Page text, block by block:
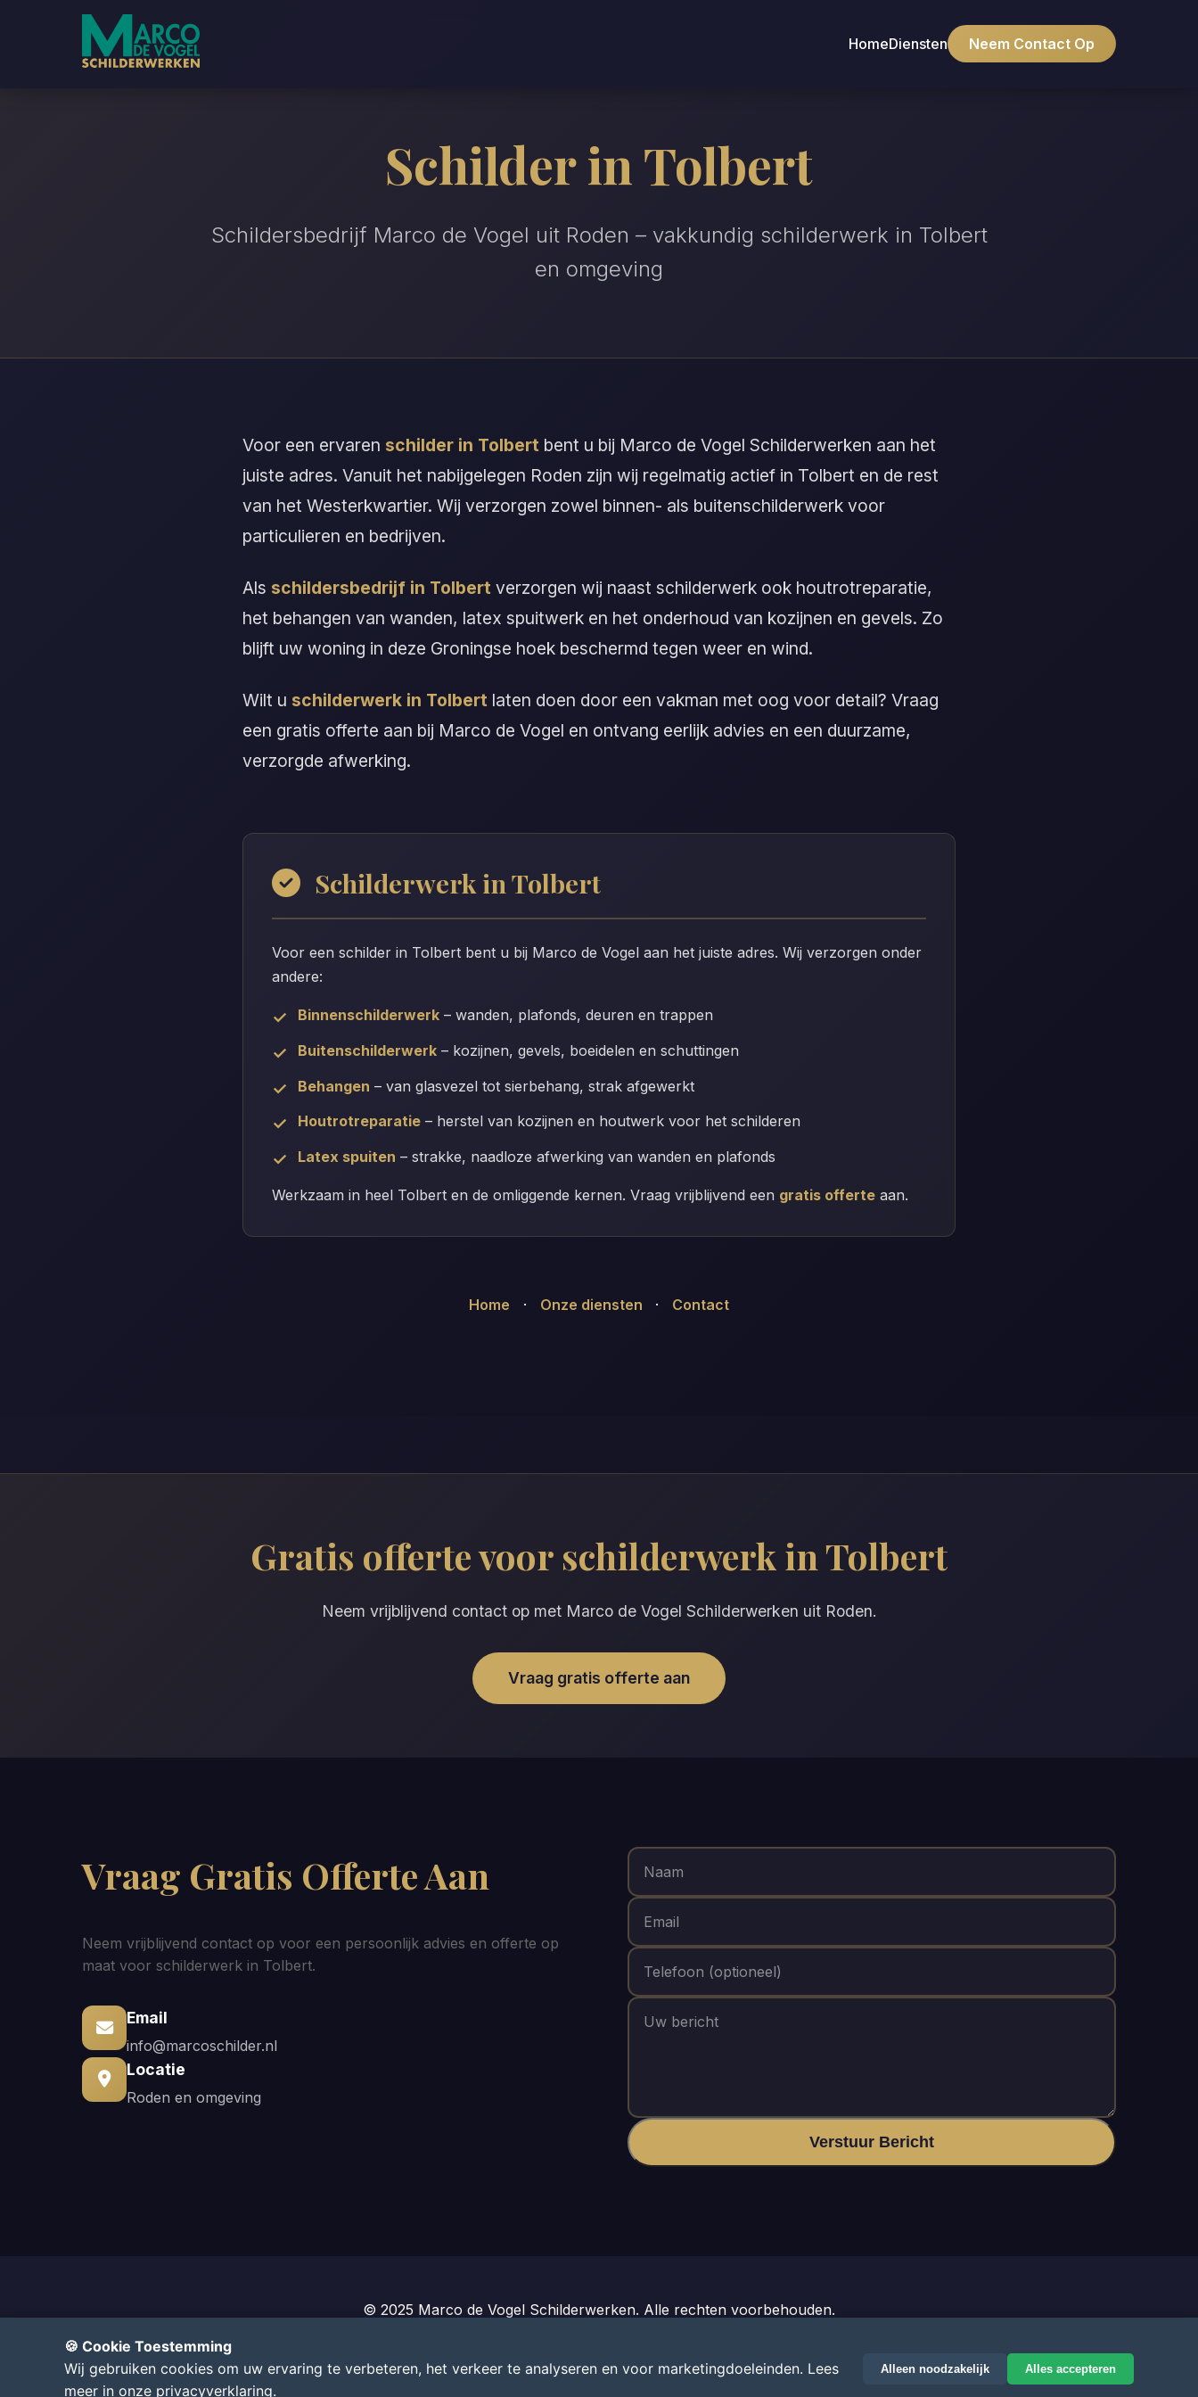
HomeDiensten Neem Contact Op
Schilder in Tolbert
Schildersbedrijf Marco de Vogel uit Roden – vakkundig schilderwerk in Tolbert
en omgeving
Voor een ervaren schilder in Tolbert bent u bij Marco de Vogel Schilderwerken aan het
juiste adres. Vanuit het nabijgelegen Roden zijn wij regelmatig actief in Tolbert en de rest
van het Westerkwartier. Wij verzorgen zowel binnen- als buitenschilderwerk voor
particulieren en bedrijven.
Als schildersbedrijf in Tolbert verzorgen wij naast schilderwerk ook houtrotreparatie,
het behangen van wanden, latex spuitwerk en het onderhoud van kozijnen en gevels. Zo
blijft uw woning in deze Groningse hoek beschermd tegen weer en wind.
Wilt u schilderwerk in Tolbert laten doen door een vakman met oog voor detail? Vraag
een gratis offerte aan bij Marco de Vogel en ontvang eerlijk advies en een duurzame,
verzorgde afwerking.
Schilderwerk in Tolbert
Voor een schilder in Tolbert bent u bij Marco de Vogel aan het juiste adres. Wij verzorgen onder
andere:
Binnenschilderwerk– wanden, plafonds, deuren en trappen
Buitenschilderwerk– kozijnen, gevels, boeidelen en schuttingen
Behangen – van glasvezel tot sierbehang, strak afgewerkt
Houtrotreparatie– herstel van kozijnen en houtwerk voor het schilderen
Latex spuiten – strakke, naadloze afwerking van wanden en plafonds
Werkzaam in heel Tolbert en de omliggende kernen. Vraag vrijblijvend een gratis offerte aan.
Home · Onze diensten · Contact
Gratis offerte voor schilderwerk in Tolbert
Neem vrijblijvend contact op met Marco de Vogel Schilderwerken uit Roden.
Vraag gratis offerte aan
Vraag Gratis Offerte Aan
Neem vrijblijvend contact op voor een persoonlijk advies en offerte op
maat voor schilderwerk in Tolbert.
Email
info@marcoschilder.nl
Locatie
Roden en omgeving
Verstuur Bericht
© 2025 Marco de Vogel Schilderwerken. Alle rechten voorbehouden.
Privacybeleid|Algemene Voorwaarden|Cookiebeleid| Admin
🍪 Cookie Toestemming
Wij gebruiken cookies om uw ervaring te verbeteren, het verkeer te analyseren en voor marketingdoeleinden. Lees
meer in onze privacyverklaring.
Alleen noodzakelijk Alles accepteren